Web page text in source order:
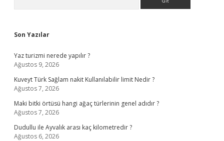
Son Yazılar
Yaz turizmi nerede yapılır ?
Ağustos 9, 2026
Kuveyt Türk Sağlam nakit Kullanılabilir limit Nedir ?
Ağustos 7, 2026
Maki bitki örtüsü hangi ağaç türlerinin genel adıdır ?
Ağustos 7, 2026
Dudullu ile Ayvalık arası kaç kilometredir ?
Ağustos 6, 2026